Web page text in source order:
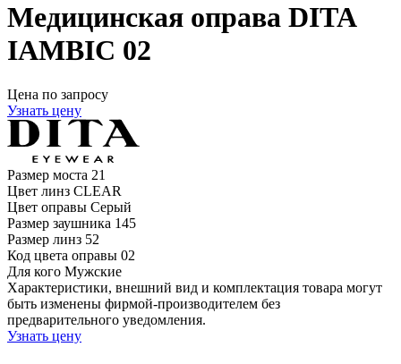
Медицинская оправа DITA
IAMBIC 02
Цена по запросу
Узнать цену
Размер моста 21
Цвет линз CLEAR
Цвет оправы Серый
Размер заушника 145
Размер линз 52
Код цвета оправы 02
Для кого Мужские
Характеристики, внешний вид и комплектация товара могут
быть изменены фирмой-производителем без
предварительного уведомления.
Узнать цену